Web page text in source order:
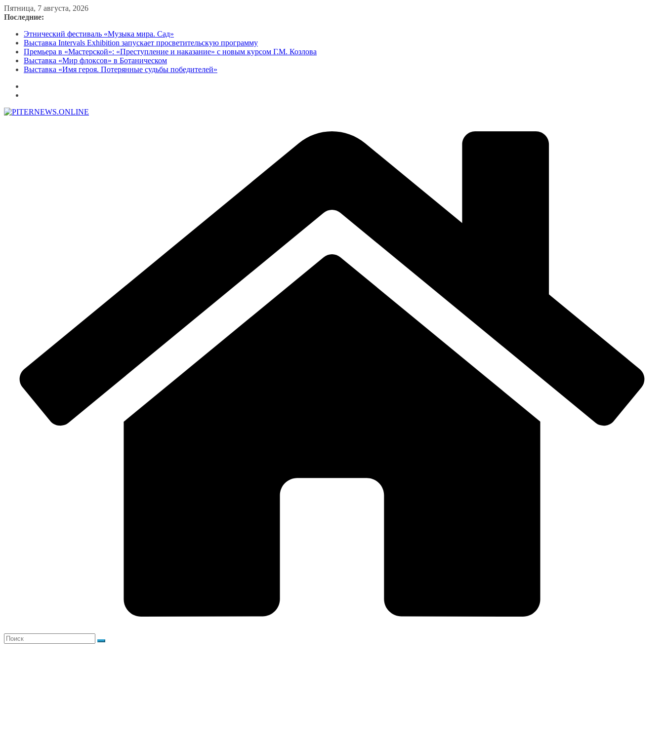
Перейти
к
Пятница, 7 августа, 2026
Последние:
Этнический фестиваль «Музыка мира. Сад»
Выставка Intervals Exhibition запускает просветительскую программу
Премьера в «Мастерской»: «Преступление и наказание» с новым курсом Г.М. Козлова
Выставка «Мир флоксов» в Ботаническом
Выставка «Имя героя. Потерянные судьбы победителей»